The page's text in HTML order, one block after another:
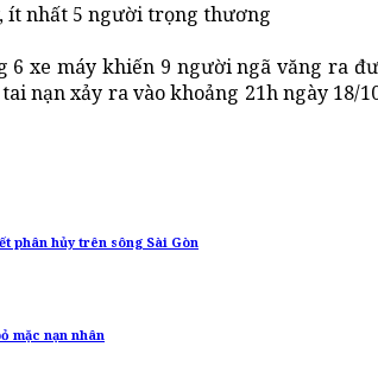
ít nhất 5 người trọng thương
6 xe máy khiến 9 người ngã văng ra
nạn xảy ra vào khoảng 21h ngày 18/
phân hủy trên sông Sài Gòn
mặc nạn nhân